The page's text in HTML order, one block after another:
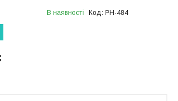
В наявності Код: РН-484